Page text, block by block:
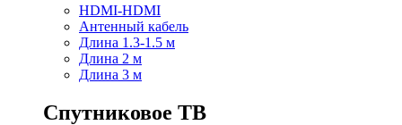
HDMI-HDMI
Антенный кабель
Длина 1.3-1.5 м
Длина 2 м
Длина 3 м
Спутниковое ТВ